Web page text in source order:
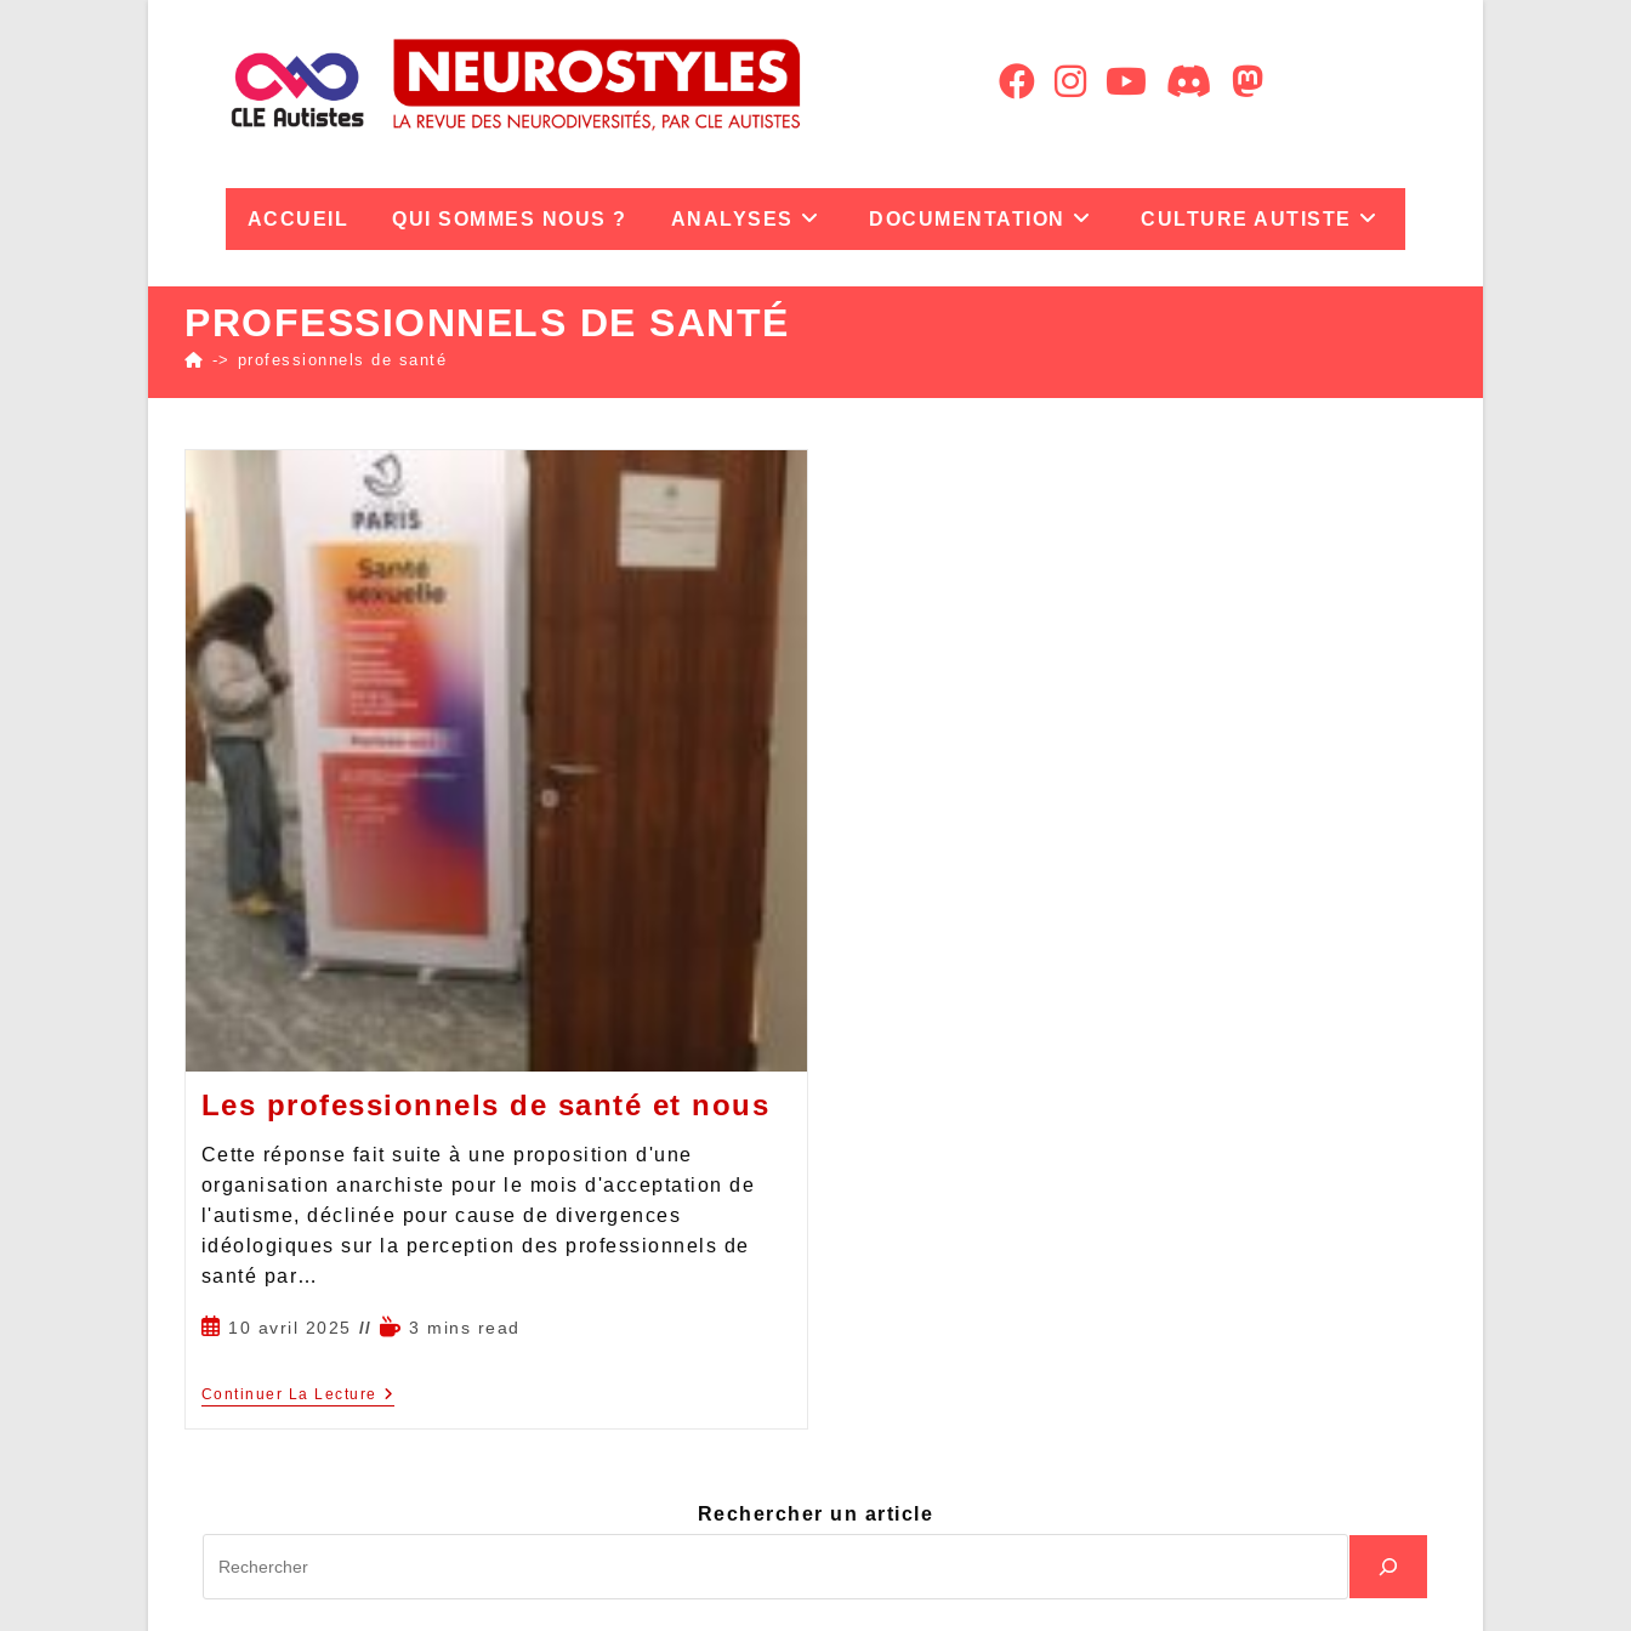
ACCUEIL QUI SOMMES NOUS ? ANALYSES DOCUMENTATION CULTURE AUTISTE
PROFESSIONNELS DE SANTÉ
-> professionnels de santé
Les professionnels de santé et nous
Cette réponse fait suite à une proposition d'une
organisation anarchiste pour le mois d'acceptation de
l'autisme, déclinée pour cause de divergences
idéologiques sur la perception des professionnels de
santé par…
10 avril 2025 3 mins read
Continuer La Lecture
Rechercher un article